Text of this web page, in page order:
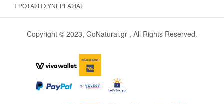
ΠΡΌΤΑΣΗ ΣΥΝΕΡΓΑΣΊΑΣ
Copyright © 2023, GoNatural.gr , All Rights Reserved.